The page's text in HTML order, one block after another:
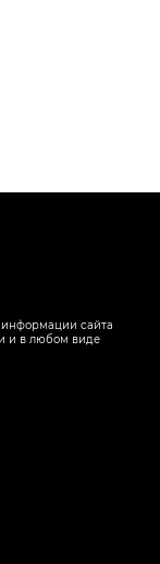
сайта
и в любом виде